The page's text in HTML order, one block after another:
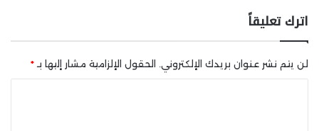
اترك تعليقاً
لن يتم نشر عنوان بريدك الإلكتروني. الحقول الإلزامية مشار إليها بـ*